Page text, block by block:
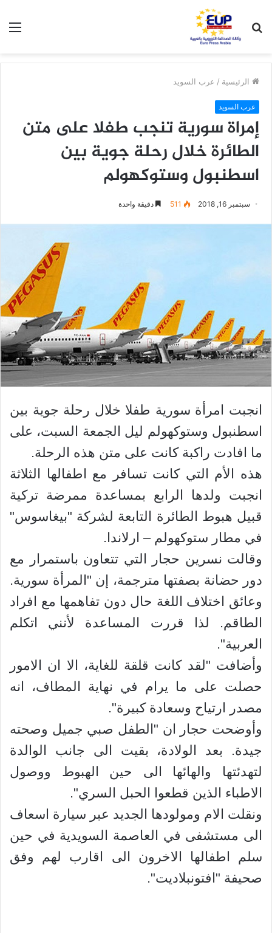
عن
الرئيسية / عرب السويد
عرب السويد
إمراة سورية تنجب طفلا على متن
الطائرة خلال رحلة جوية بين
اسطنبول وستوكهولم
سبتمبر 16, 2018 511 دقيقة واحدة
انجبت امرأة سورية طفلا خلال رحلة جوية بين
اسطنبول وستوكهولم ليل الجمعة السبت، على
ما افادت راكبة كانت على متن هذه الرحلة.
هذه الأم التي كانت تسافر مع اطفالها الثلاثة
انجبت ولدها الرابع بمساعدة ممرضة تركية
قبيل هبوط الطائرة التابعة لشركة "بيغاسوس"
في مطار ستوكهولم – ارلاندا.
وقالت نسرين حجار التي تتعاون باستمرار مع
دور حضانة بصفتها مترجمة، إن "المرأة سورية.
وعائق اختلاف اللغة حال دون تفاهمها مع افراد
الطاقم. لذا قررت المساعدة لأنني اتكلم
العربية".
وأضافت "لقد كانت قلقة للغاية، الا ان الامور
حصلت على ما يرام في نهاية المطاف، انه
مصدر ارتياح وسعادة كبيرة".
وأوضحت حجار ان "الطفل صبي جميل وصحته
جيدة. بعد الولادة، بقيت الى جانب الوالدة
لتهدئتها والهائها الى حين الهبوط ووصول
الاطباء الذين قطعوا الحبل السري".
ونقلت الام ومولودها الجديد عبر سيارة اسعاف
الى مستشفى في العاصمة السويدية في حين
سلم اطفالها الاخرون الى اقارب لهم وفق
صحيفة "افتونبلاديت".